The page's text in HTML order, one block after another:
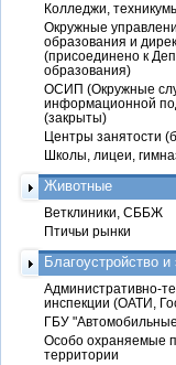
Колледжи,
Окружные
образования и
(присоединено к
образования)
ОСИП (Окружные
информационной
(закрыты)
Центры занятости
Школы, лицеи,
Животные
Ветклиники, СББЖ
Птичьи рынки
Благоустройство и
Административно-
инспекции (ОАТИ,
ГБУ
Особо охраняемые
территории